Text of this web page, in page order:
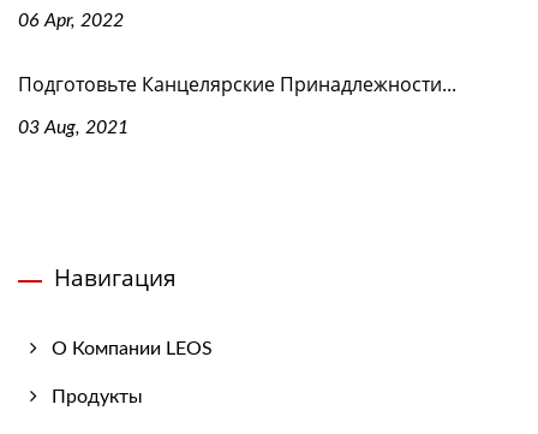
06 Apr, 2022
Подготовьте Канцелярские Принадлежности...
03 Aug, 2021
Навигация
О Компании LEOS
Продукты